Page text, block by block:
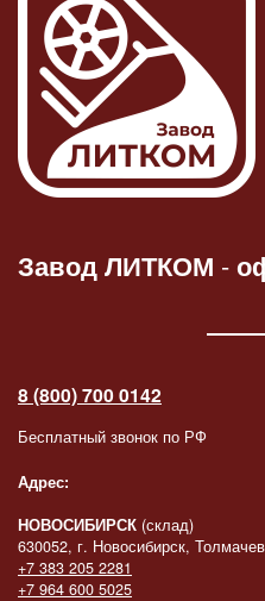
Завод ЛИТКОМ -
8 (800) 700 0142
Бесплатный звонок по РФ
Адрес:
НОВОСИБИРСК (склад)
630052, г. Новосибирск,
+7 383 205 2281
+7 964 600 5025